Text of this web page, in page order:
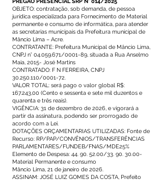
OBJETO: contratação, sob demanda, de pessoa
jurídica especializada para Fornecimento de Material
permanente e consumo de informática, para atender
as secretarias municipais da Prefeitura municipal de
Mâncio Lima – Acre.
CONTRATANTE: Prefeitura Municipal de Mâncio Lima,
CNPJ n° 04.059.671/0001-89, situada a Rua Anselmo
Maia, 2015- José Martins
CONTRATADO: F N FERREIRA, CNPJ
30.250.110/0001-72.
VALOR TOTAL: será pago o valor global R$:
167.243,00 (Cento e sessenta e sete mil duzentos e
quarenta e três reais).
VIGÊNCIA: 31 de dezembro de 2026, e vigorará a
partir da assinatura, podendo ser prorrogado de
acordo com a Lei.
DOTAÇÕES ORÇAMENTARIAS UTILIZADAS: Fonte de
Recurso: RP/PAP/CONVÊNIOS/TRANSFERÊNCIAS
PARLAMENTARES/FUNDEB/FNAS/MDE25%
Elemento de Despesa: 44. 90. 52.00/33. 90. 30.00-
Material Permanente e consumo
Mâncio Lima, 21 de janeiro de 2026.
ASSINAM: JOSÉ LUIZ GOMES DA COSTA, Prefeito